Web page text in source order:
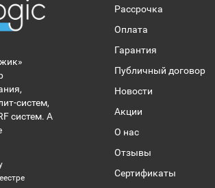
систем,
систем. А
Рассрочка
Оплата
Гарантия
Публичный договор
Новости
Акции
О нас
Отзывы
Сертификаты